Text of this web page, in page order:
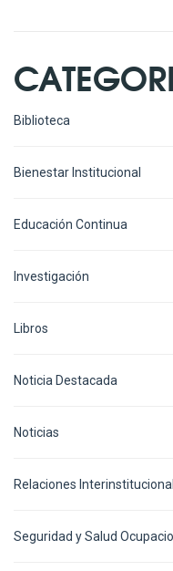
Biblioteca
Bienestar Institucional
Educación Continua
Investigación
Libros
Noticia Destacada
Noticias
Relaciones
Seguridad y Salud